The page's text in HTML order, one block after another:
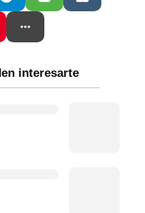
interesarte